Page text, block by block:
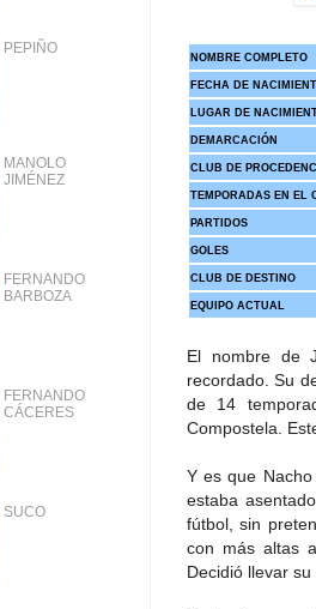
NOMBRE COMPLETO
FECHA DE
LUGAR DE
DEMARCACIÓN
CLUB DE
TEMPORADAS EN EL
PARTIDOS
GOLES
CLUB DE DESTINO
EQUIPO ACTUAL
El nombre de
recordado. Su
de 14
Compostela.
Y es que
estaba
fútbol, sin
con más altas
Decidió llevar
PEPIÑO
MANOLO
JIMÉNEZ
FERNANDO
BARBOZA
FERNANDO
CÁCERES
SUCO